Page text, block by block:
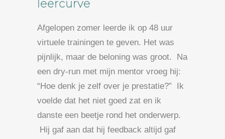
leercurve
Afgelopen zomer leerde ik op 48 uur
virtuele trainingen te geven. Het was
pijnlijk, maar de beloning was groot. Na
een dry-run met mijn mentor vroeg hij:
“Hoe denk je zelf over je prestatie?” Ik
voelde dat het niet goed zat en ik
danste een beetje rond het onderwerp.
Hij gaf aan dat hij feedback altijd gaf